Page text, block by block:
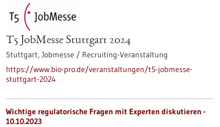
T5 JobMesse Stuttgart 2024
Stuttgart, Jobmesse / Recruiting-Veranstaltung
https://www.bio-pro.de/veranstaltungen/t5-jobmesse-
stuttgart-2024
Wichtige regulatorische Fragen mit Experten diskutieren -
10.10.2023